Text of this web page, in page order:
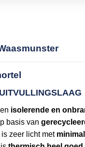
isolerende en
basis van
zeer licht met